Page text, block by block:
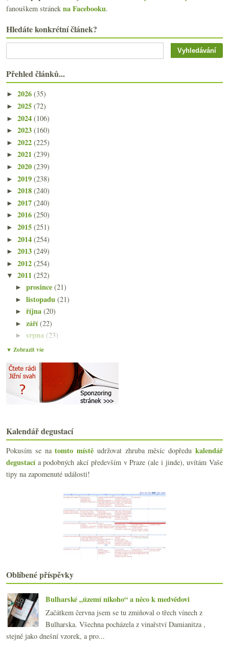
fanouškem stránek na Facebooku.
Hledáte konkrétní článek?
Přehled článků...
► 2026 (35)
► 2025 (72)
► 2024 (106)
► 2023 (160)
► 2022 (225)
► 2021 (239)
► 2020 (239)
► 2019 (238)
► 2018 (240)
► 2017 (240)
► 2016 (250)
► 2015 (251)
► 2014 (254)
► 2013 (249)
► 2012 (254)
▼ 2011 (252)
►prosince(21)
►listopadu(21)
►října(20)
►září(22)
►srpna (23)
►července
Výsledky ankety „Degustace vína preferuji…“
Vína a poznámky z oslav
Scorevolution, Itálie vs. Francie a propad konzuma...
Degustace vinařství (Jaroslav & Luboš) Osička
A je jich tu tisícovka!
Čtyři sherry (nejen) na léto
Výroční okus Veltlín.cz ve Vinografu
Žabožroutské růžové v plastiku
Česká whisky určená jen na export
Dvakrát hodně povedený cidre / cider
Výsledky ankety „Z rodiny burgundských odrůd nejča...
Biodynamika ve (velké) zkratce
Vlašák z Maďarska, Frankovka z Rakouska, Pinot Noi...
Šestnácté místo pro winebloggery, něco k Bordeaux ...
Degustace Valihracha v poklusu
Veltlíny v parkové piknikové úpravě
Eichberg vůní, chutí, obrazem i hmatem
Tři slušná červená z Bulharska
Víkendový festival středomořských chutí a vůní
Formule 1 z Burgundska
Výsledky ankety „Jak často pijete pivo?“
Bílé burgundské v tiché i šumivé podobě
►května(23)
►dubna(20)
▼ Zobrazit vše
Kalendář degustací
Pokusím se natomto místě udržovat zhruba měsíc dopředukalendář
degustacía podobných akcí především v Praze (ale i jinde), uvítám Vaše
tipy na zapomenuté události!
Oblíbené příspěvky
Bulharské „území nikoho“ a něco k medvědovi
Začátkem června jsem se tu zmiňoval o třech vínech z
Bulharska. Všechna pocházela z vinařství Damianitza ,
stejně jako dnešní vzorek, a pro...